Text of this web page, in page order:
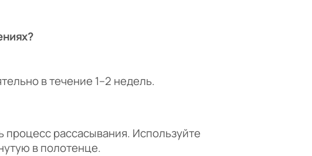
в течение 1–2 недель.
рассасывания. Используйте
в полотенце.